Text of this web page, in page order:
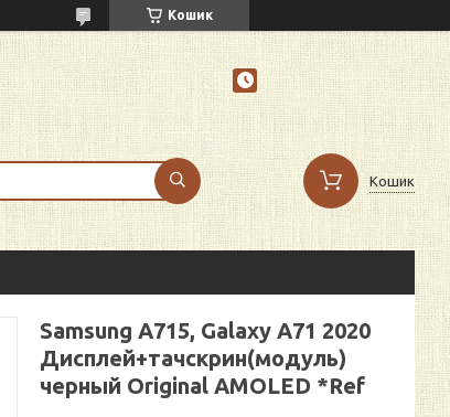
Кошик
Кошик
Samsung A715, Galaxy A71 2020
Дисплей+тачскрин(модуль)
черный Original AMOLED *Ref